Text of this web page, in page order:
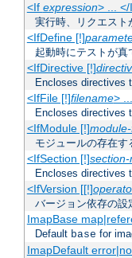
<If expression> ... </
実行時、リクエス
<IfDefine [!]
起動時にテストが
<IfDirective [!]
Encloses directives
<IfFile [!]filename>
Encloses directives
<IfModule [!]
モジュールの存在
<IfSection [!]
Encloses directives
<IfVersion [[!]
バージョン依存の設
ImapBase
Default base for
ImapDefault